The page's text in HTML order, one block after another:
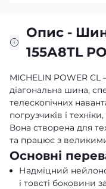
Опис -
155А8TL
MICHELIN POWER
діагональна шина,
телескопічних
погрузчиків і
Вона створена для
та працює з
Основні
Надміцний
і товсті боковини